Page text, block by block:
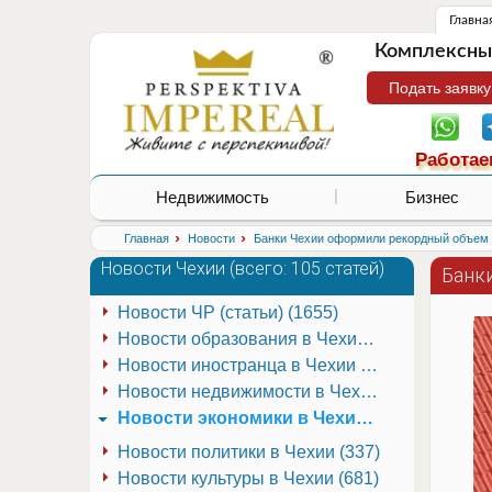
Подать
Недвижимость Бизнес
Главная › Новости › Банки Чехии оформили рекордный объем
Новости Чехии (всего: 105 статей)
Новости иностранца в Чехии (223)
Новости культуры в Чехии (681)
Новости недвижимости в Чехии (337)
Новости образования в Чехии (251)
Новости политики в Чехии (337)
Новости ЧР (статьи) (1655)
Новости экономики в Чехии (941)